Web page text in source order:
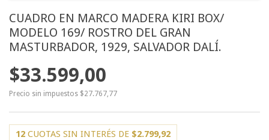
CUADRO EN MARCO MADERA KIRI BOX/
MODELO 169/ ROSTRO DEL GRAN
MASTURBADOR, 1929, SALVADOR DALÍ.
$33.599,00
Precio sin impuestos $27.767,77
12 CUOTAS SIN INTERÉS DE $2.799,92